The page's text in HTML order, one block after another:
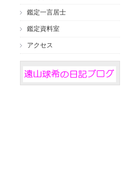
鑑定一言居士
鑑定資料室
アクセス